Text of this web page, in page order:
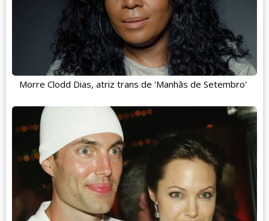
Morre Clodd Dias, atriz trans de 'Manhãs de Setembro'